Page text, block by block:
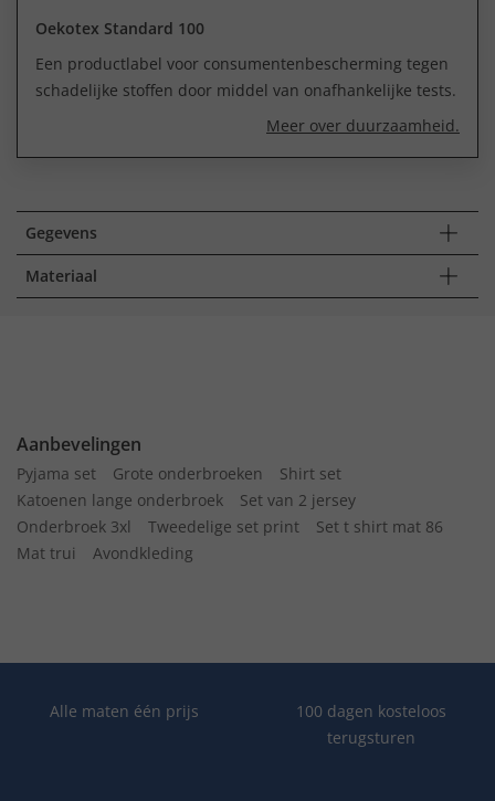
Oekotex Standard 100
Een productlabel voor consumentenbescherming tegen
schadelijke stoffen door middel van onafhankelijke tests.
Meer over duurzaamheid.
Gegevens
Materiaal
Aanbevelingen
Pyjama set Grote onderbroeken
Shirt set
Katoenen lange onderbroek
Set van 2 jersey
Onderbroek 3xl
Tweedelige set print
Set t shirt mat 86
Mat trui
Avondkleding
Alle maten één prijs
100 dagen kosteloos
terugsturen